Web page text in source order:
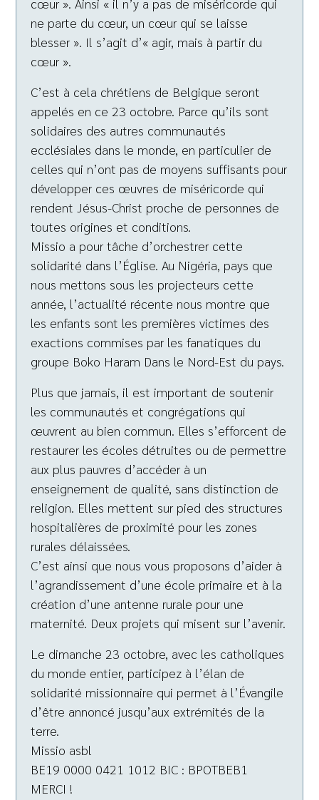
cœur ». Ainsi « il n’y a pas de miséricorde qui
ne parte du cœur, un cœur qui se laisse
blesser ». Il s’agit d’« agir, mais à partir du
cœur ».
C’est à cela chrétiens de Belgique seront
appelés en ce 23 octobre. Parce qu’ils sont
solidaires des autres communautés
ecclésiales dans le monde, en particulier de
celles qui n’ont pas de moyens suffisants pour
développer ces œuvres de miséricorde qui
rendent Jésus-Christ proche de personnes de
toutes origines et conditions.
Missio a pour tâche d’orchestrer cette
solidarité dans l’Église. Au Nigéria, pays que
nous mettons sous les projecteurs cette
année, l’actualité récente nous montre que
les enfants sont les premières victimes des
exactions commises par les fanatiques du
groupe Boko Haram Dans le Nord-Est du pays.
Plus que jamais, il est important de soutenir
les communautés et congrégations qui
œuvrent au bien commun. Elles s’efforcent de
restaurer les écoles détruites ou de permettre
aux plus pauvres d’accéder à un
enseignement de qualité, sans distinction de
religion. Elles mettent sur pied des structures
hospitalières de proximité pour les zones
rurales délaissées.
C’est ainsi que nous vous proposons d’aider à
l’agrandissement d’une école primaire et à la
création d’une antenne rurale pour une
maternité. Deux projets qui misent sur l’avenir.
Le dimanche 23 octobre, avec les catholiques
du monde entier, participez à l’élan de
solidarité missionnaire qui permet à l’Évangile
d’être annoncé jusqu’aux extrémités de la
terre.
Missio asbl
BE19 0000 0421 1012 BIC : BPOTBEB1
MERCI !